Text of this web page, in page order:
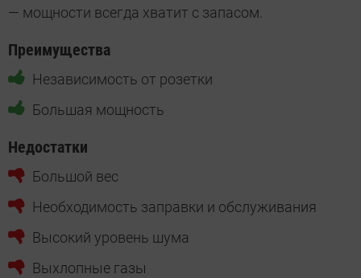
— мощности всегда хватит с запасом.
Преимущества
Независимость от розетки
Большая мощность
Недостатки
Большой вес
Необходимость заправки и обслуживания
Высокий уровень шума
Выхлопные газы